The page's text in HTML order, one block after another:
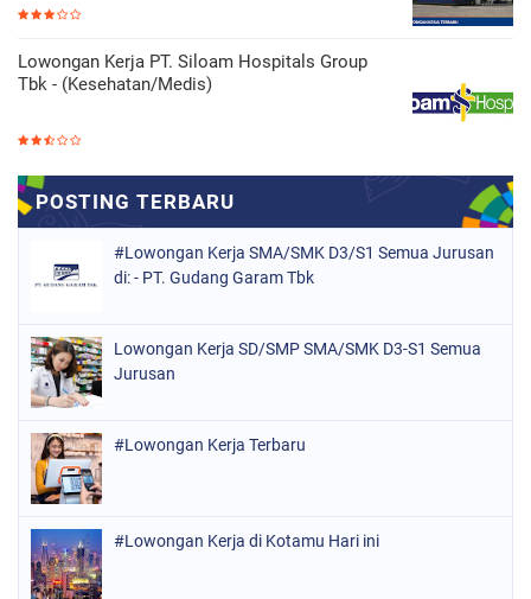
Lowongan Kerja PT. Siloam Hospitals Group
Tbk - (Kesehatan/Medis)
#Lowongan Kerja SMA/SMK D3/S1 Semua Jurusan
di: - PT. Gudang Garam Tbk
Lowongan Kerja SD/SMP SMA/SMK D3-S1 Semua
Jurusan
#Lowongan Kerja Terbaru
#Lowongan Kerja di Kotamu Hari ini